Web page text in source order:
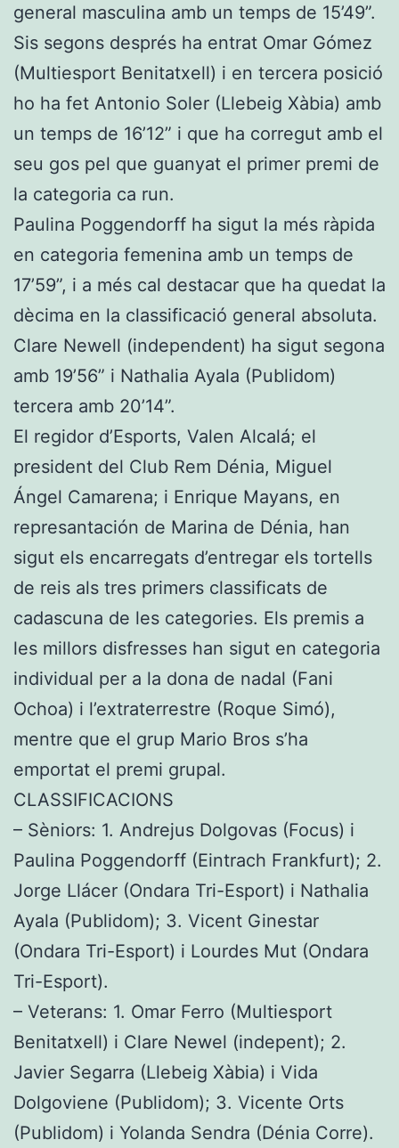
general masculina amb un temps de 15’49”.
Sis segons després ha entrat Omar Gómez
(Multiesport Benitatxell) i en tercera posició
ho ha fet Antonio Soler (Llebeig Xàbia) amb
un temps de 16’12” i que ha corregut amb el
seu gos pel que guanyat el primer premi de
la categoria ca run.
Paulina Poggendorff ha sigut la més ràpida
en categoria femenina amb un temps de
17’59”, i a més cal destacar que ha quedat la
dècima en la classificació general absoluta.
Clare Newell (independent) ha sigut segona
amb 19’56” i Nathalia Ayala (Publidom)
tercera amb 20’14”.
El regidor d’Esports, Valen Alcalá; el
president del Club Rem Dénia, Miguel
Ángel Camarena; i Enrique Mayans, en
represantación de Marina de Dénia, han
sigut els encarregats d’entregar els tortells
de reis als tres primers classificats de
cadascuna de les categories. Els premis a
les millors disfresses han sigut en categoria
individual per a la dona de nadal (Fani
Ochoa) i l’extraterrestre (Roque Simó),
mentre que el grup Mario Bros s’ha
emportat el premi grupal.
CLASSIFICACIONS
– Sèniors: 1. Andrejus Dolgovas (Focus) i
Paulina Poggendorff (Eintrach Frankfurt); 2.
Jorge Llácer (Ondara Tri-Esport) i Nathalia
Ayala (Publidom); 3. Vicent Ginestar
(Ondara Tri-Esport) i Lourdes Mut (Ondara
Tri-Esport).
– Veterans: 1. Omar Ferro (Multiesport
Benitatxell) i Clare Newel (indepent); 2.
Javier Segarra (Llebeig Xàbia) i Vida
Dolgoviene (Publidom); 3. Vicente Orts
(Publidom) i Yolanda Sendra (Dénia Corre).